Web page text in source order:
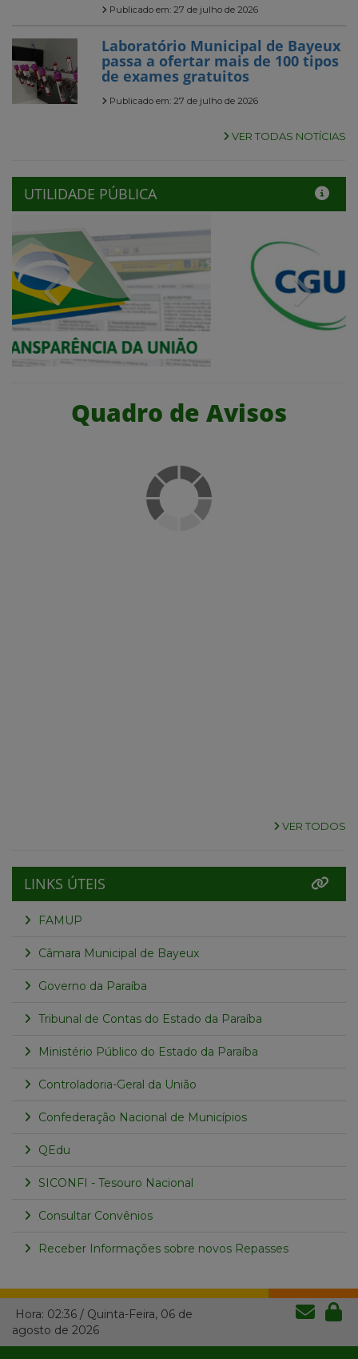
Publicado em: 27 de julho de 2026
Laboratório Municipal de Bayeux
passa a ofertar mais de 100 tipos
de exames gratuitos
Publicado em: 27 de julho de 2026
VER TODAS NOTÍCIAS
UTILIDADE PÚBLICA
Previous Next
Quadro de Avisos
VER TODOS
LINKS ÚTEIS
FAMUP
Câmara Municipal de Bayeux
Governo da Paraíba
Tribunal de Contas do Estado da Paraíba
Ministério Público do Estado da Paraíba
Controladoria-Geral da União
Confederação Nacional de Municípios
QEdu
SICONFI - Tesouro Nacional
Consultar Convênios
Receber Informações sobre novos Repasses
Hora: 02:36 / Quinta-Feira, 06 de
agosto de 2026